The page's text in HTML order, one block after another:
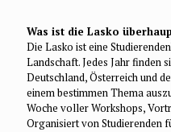
Was ist die Lasko
Die Lasko ist eine
Landschaft. Jedes Jahr finden
Deutschland, Österreich und
einem bestimmen Thema
Woche voller Workshops,
Organisiert von Studierenden